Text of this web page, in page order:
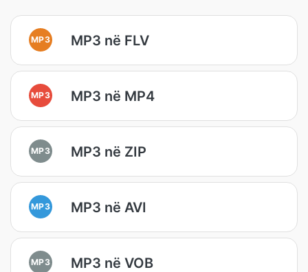
MP3 MP3 në FLV
MP3 MP3 në MP4
MP3 MP3 në ZIP
MP3 MP3 në AVI
MP3 MP3 në VOB